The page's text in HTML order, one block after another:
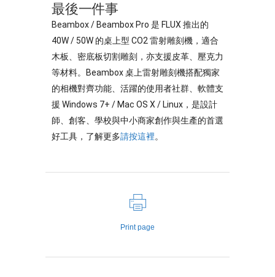
最後一件事
Beambox / Beambox Pro 是 FLUX 推出的
40W / 50W 的桌上型 CO2 雷射雕刻機，適合
木板、密底板切割雕刻，亦支援皮革、壓克力
等材料。Beambox 桌上雷射雕刻機搭配獨家
的相機對齊功能、活躍的使用者社群、軟體支
援 Windows 7+ / Mac OS X / Linux，是設計
師、創客、學校與中小商家創作與生產的首選
好工具，了解更多請按這裡。
Print page